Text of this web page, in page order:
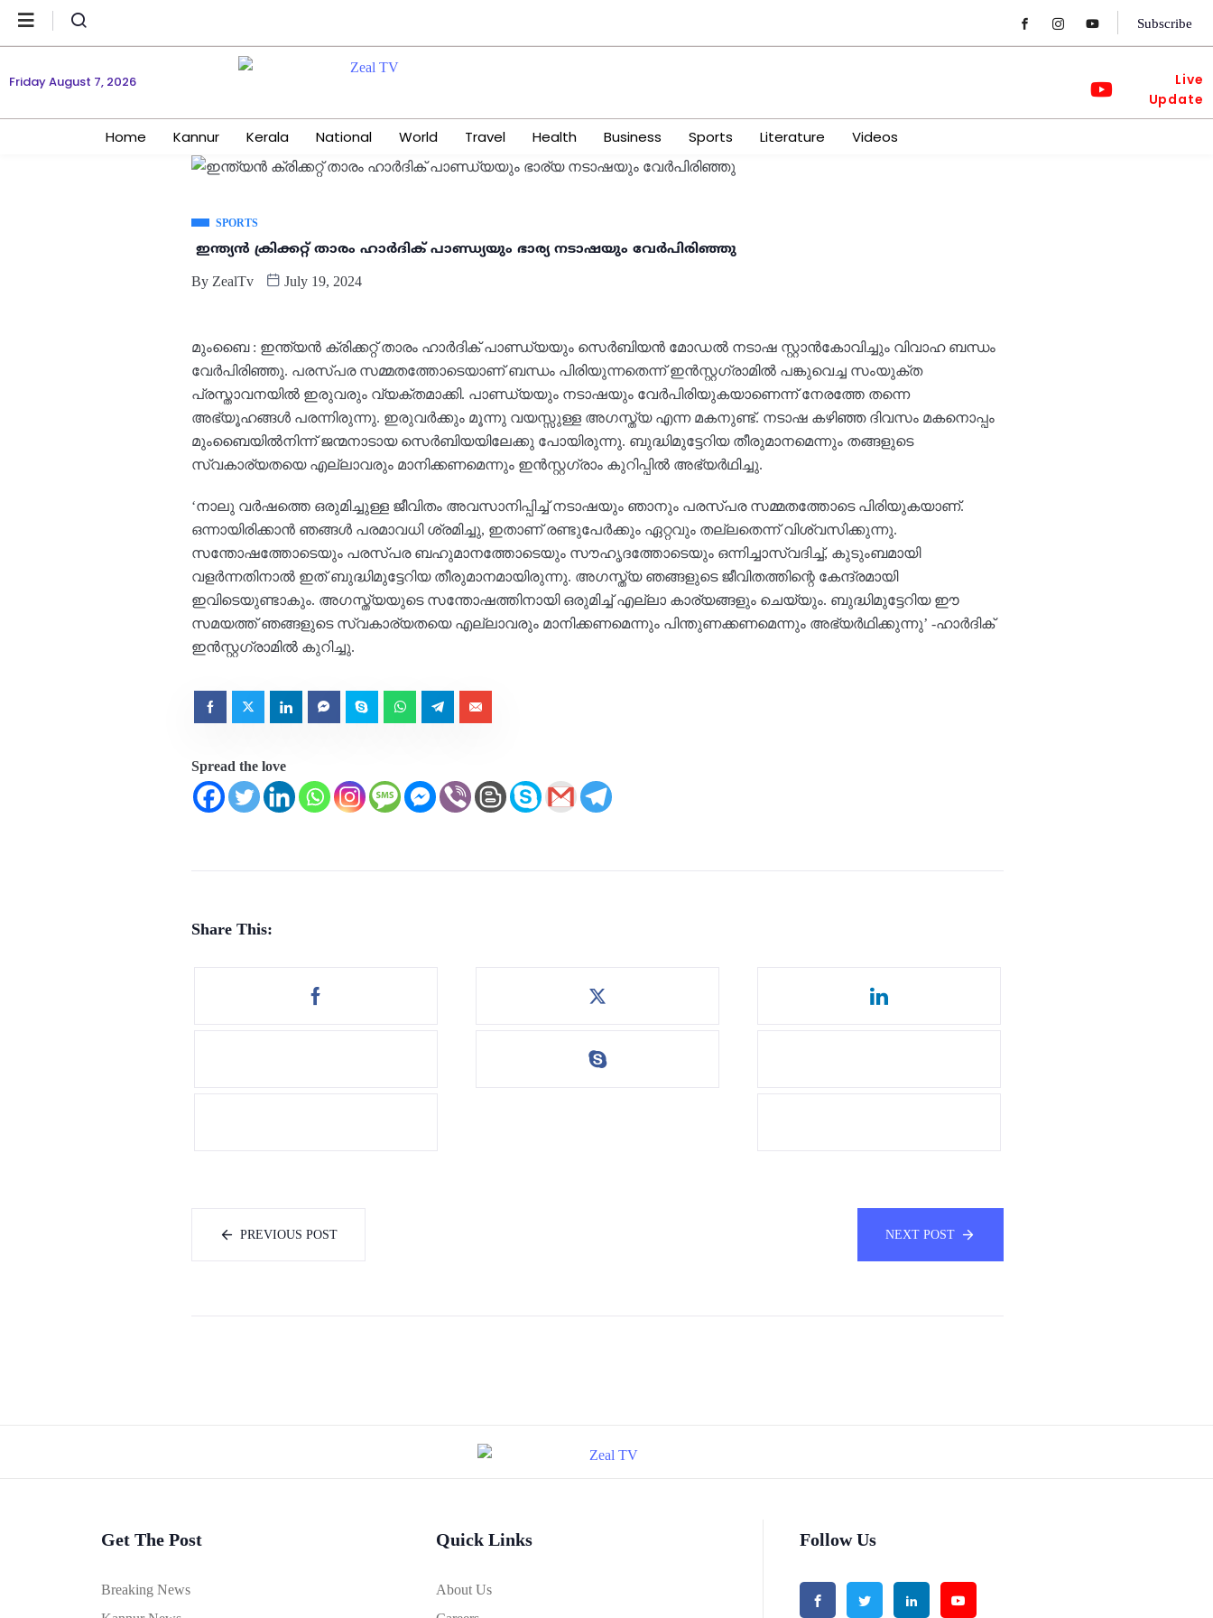
Subscribe
Friday August 7, 2026
Live
Update
Home Kannur Kerala National World Travel Health Business Sports Literature Videos
SPORTS
ഇന്ത്യൻ ക്രിക്കറ്റ് താരം ഹാർദിക് പാണ്ഡ്യയും ഭാര്യ നടാഷയും വേർപിരിഞ്ഞു
By ZealTv July 19, 2024
മുംബൈ : ഇന്ത്യൻ ക്രിക്കറ്റ് താരം ഹാർദിക് പാണ്ഡ്യയും സെർബിയൻ മോഡൽ നടാഷ സ്റ്റാൻകോവിച്ചും വിവാഹ ബന്ധം
വേർപിരിഞ്ഞു. പരസ്പര സമ്മതത്തോടെയാണ് ബന്ധം പിരിയുന്നതെന്ന് ഇൻസ്റ്റഗ്രാമിൽ പങ്കുവെച്ച സംയുക്ത
പ്രസ്താവനയിൽ ഇരുവരും വ്യക്തമാക്കി. പാണ്ഡ്യയും നടാഷയും വേർപിരിയുകയാണെന്ന് നേരത്തേ തന്നെ
അഭ്യൂഹങ്ങൾ പരന്നിരുന്നു. ഇരുവർക്കും മൂന്നു വയസ്സുള്ള അഗസ്ത്യ എന്ന മകനുണ്ട്. നടാഷ കഴിഞ്ഞ ദിവസം മകനൊപ്പം
മുംബൈയിൽനിന്ന് ജന്മനാടായ സെർബിയയിലേക്കു പോയിരുന്നു. ബുദ്ധിമുട്ടേറിയ തീരുമാനമെന്നും തങ്ങളുടെ
സ്വകാര്യതയെ എല്ലാവരും മാനിക്കണമെന്നും ഇൻസ്റ്റഗ്രാം കുറിപ്പിൽ അഭ്യർഥിച്ചു.
‘നാലു വർഷത്തെ ഒരുമിച്ചുള്ള ജീവിതം അവസാനിപ്പിച്ച് നടാഷയും ഞാനും പരസ്പര സമ്മതത്തോടെ പിരിയുകയാണ്.
ഒന്നായിരിക്കാൻ ഞങ്ങൾ പരമാവധി ശ്രമിച്ചു, ഇതാണ് രണ്ടുപേർക്കും ഏറ്റവും തല്ലതെന്ന് വിശ്വസിക്കുന്നു.
സന്തോഷത്തോടെയും പരസ്പര ബഹുമാനത്തോടെയും സൗഹൃദത്തോടെയും ഒന്നിച്ചാസ്വദിച്ച്, കുടുംബമായി
വളർന്നതിനാൽ ഇത് ബുദ്ധിമുട്ടേറിയ തീരുമാനമായിരുന്നു. അഗസ്ത്യ ഞങ്ങളുടെ ജീവിതത്തിന്റെ കേന്ദ്രമായി
ഇവിടെയുണ്ടാകും. അഗസ്ത്യയുടെ സന്തോഷത്തിനായി ഒരുമിച്ച് എല്ലാ കാര്യങ്ങളും ചെയ്യും. ബുദ്ധിമുട്ടേറിയ ഈ
സമയത്ത് ഞങ്ങളുടെ സ്വകാര്യതയെ എല്ലാവരും മാനിക്കണമെന്നും പിന്തുണക്കണമെന്നും അഭ്യര്‍ഥിക്കുന്നു’ -ഹാർദിക്
ഇൻസ്റ്റഗ്രാമിൽ കുറിച്ചു.
Spread the love
Share This:
PREVIOUS POST NEXT POST
Get The Post
Breaking News
Quick Links
About Us
Follow Us